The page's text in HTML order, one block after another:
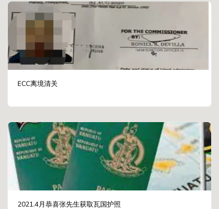
ECC离境清关
2021.4月恭喜张先生获取瓦国护照